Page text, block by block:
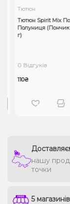
Тютюн
Тютюн Spirit Mix
Полуниця (Пончик
г)
0 Відгуків
110₴
нашу
точки
5